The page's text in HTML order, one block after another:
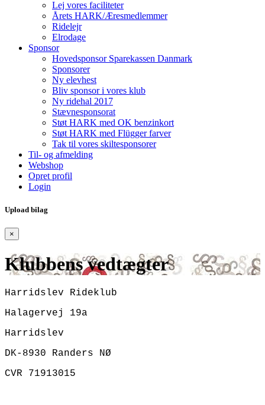
Lej vores faciliteter
Årets HARK/Æresmedlemmer
Ridelejr
Elrodage
Sponsor
Hovedsponsor Sparekassen Danmark
Sponsorer
Ny elevhest
Bliv sponsor i vores klub
Ny ridehal 2017
Stævnesponsorat
Støt HARK med OK benzinkort
Støt HARK med Flügger farver
Tak til vores skiltesponsorer
Til- og afmelding
Webshop
Opret profil
Login
Upload bilag
×
Klubbens vedtægter
Harridslev Rideklub
Halagervej 19a
Harridslev
DK-8930 Randers NØ
CVR 71913015